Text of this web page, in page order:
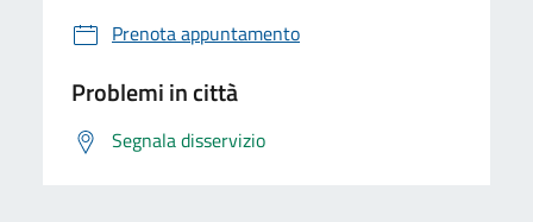
Prenota appuntamento
Problemi in città
Segnala disservizio